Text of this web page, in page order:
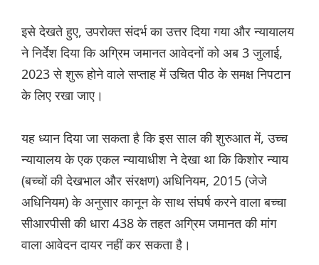
इसे देखते हुए, उपरोक्त संदर्भ का उत्तर दिया गया और न्यायालय
ने निर्देश दिया कि अग्रिम जमानत आवेदनों को अब 3 जुलाई,
2023 से शुरू होने वाले सप्ताह में उचित पीठ के समक्ष निपटान
के लिए रखा जाए।
यह ध्यान दिया जा सकता है कि इस साल की शुरुआत में, उच्च
न्यायालय के एक एकल न्यायाधीश ने देखा था कि किशोर न्याय
(बच्चों की देखभाल और संरक्षण) अधिनियम, 2015 (जेजे
अधिनियम) के अनुसार कानून के साथ संघर्ष करने वाला बच्चा
सीआरपीसी की धारा 438 के तहत अग्रिम जमानत की मांग
वाला आवेदन दायर नहीं कर सकता है।